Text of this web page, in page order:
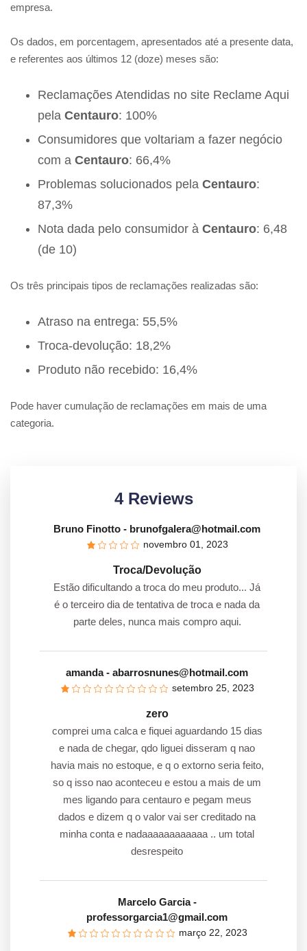
empresa.
Os dados, em porcentagem, apresentados até a presente data,
e referentes aos últimos 12 (doze) meses são:
Reclamações Atendidas no site Reclame Aqui
pela Centauro: 100%
Consumidores que voltariam a fazer negócio
com a Centauro: 66,4%
Problemas solucionados pela Centauro:
87,3%
Nota dada pelo consumidor à Centauro: 6,48
(de 10)
Os três principais tipos de reclamações realizadas são:
Atraso na entrega: 55,5%
Troca-devolução: 18,2%
Produto não recebido: 16,4%
Pode haver cumulação de reclamações em mais de uma
categoria.
4 Reviews
Bruno Finotto - brunofgalera@hotmail.com
novembro 01, 2023
Troca/Devolução
Estão dificultando a troca do meu produto... Já
é o terceiro dia de tentativa de troca e nada da
parte deles, nunca mais compro aqui.
amanda- abarrosnunes@hotmail.com
setembro 25, 2023
zero
comprei uma calca e fiquei aguardando 15 dias
e nada de chegar, qdo liguei disseram q nao
havia mais no estoque, e q o extorno seria feito,
so q isso nao aconteceu e estou a mais de um
mes ligando para centauro e pegam meus
dados e dizem q o valor vai ser creditado na
minha conta e nadaaaaaaaaaaaa .. um total
desrespeito
Marcelo Garcia-
professorgarcia1@gmail.com
março 22, 2023